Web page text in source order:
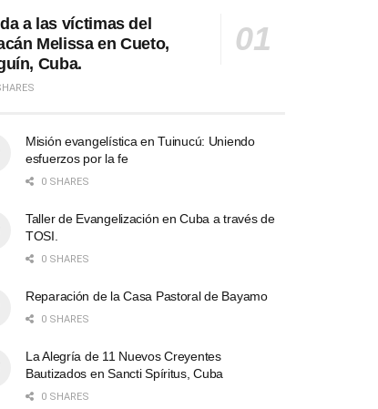
a las víctimas del
Melissa en Cueto,
Cuba.
Misión evangelística en Tuinucú: Uniendo
esfuerzos por la fe
0 SHARES
Taller de Evangelización en Cuba a través de
TOSI.
0 SHARES
Reparación de la Casa Pastoral de Bayamo
0 SHARES
La Alegría de 11 Nuevos Creyentes
Bautizados en Sancti Spíritus, Cuba
0 SHARES